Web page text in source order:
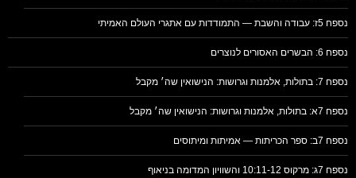
נספח 5ז: עבודה והשבת — התמודדות עם אתגרי העולם האמיתי
נספח 6: הבשרים האסורים לנוצרים
נספח 7: בתולות, אלמנות וגרושות: הנישואין שה׳ מקבל
נספח 7א: בתולות, אלמנות וגרושות: הנישואין שה׳ מקבל
נספח 7ב: ספר הכריתות — אמיתות ומיתוסים
נספח 7ג: מרקוס 10:11-12 והשוויון המדומה בניאוף